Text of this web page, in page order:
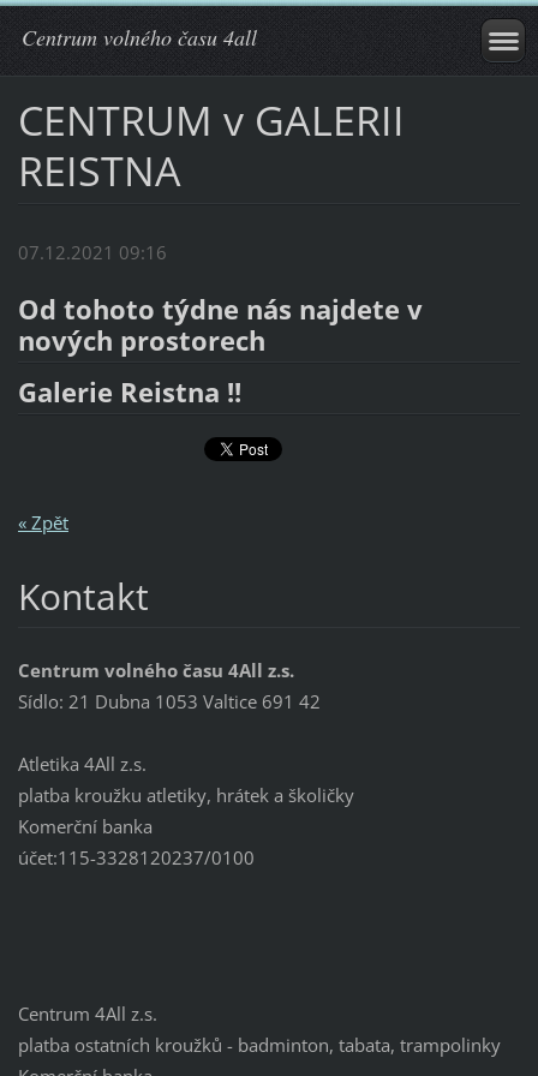
Centrum volného času 4all
CENTRUM v GALERII
REISTNA
07.12.2021 09:16
Od tohoto týdne nás najdete v
nových prostorech
Galerie Reistna !!
« Zpět
Kontakt
Centrum volného času 4All z.s.
Sídlo: 21 Dubna 1053 Valtice 691 42
Atletika 4All z.s.
platba kroužku atletiky, hrátek a školičky
Komerční banka
účet:115-3328120237/0100
Centrum 4All z.s.
platba ostatních kroužků - badminton, tabata, trampolinky